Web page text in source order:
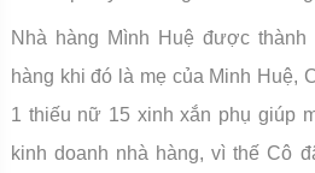
Nhà hàng Mình Huệ được
hàng khi đó là mẹ của Minh Huệ,
1 thiếu nữ 15 xinh xắn phụ giúp
kinh doanh nhà hàng, vì thế Cô